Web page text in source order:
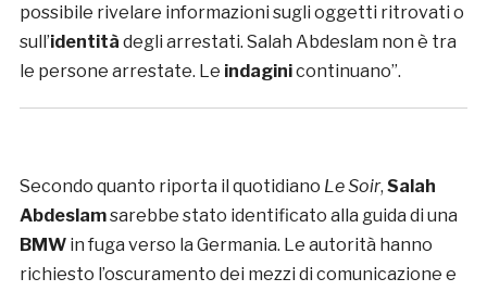
possibile rivelare informazioni sugli oggetti ritrovati o
sull’identità degli arrestati. Salah Abdeslam non è tra
le persone arrestate. Le indaginicontinuano”.
Secondo quanto riporta il quotidiano Le Soir, Salah
Abdeslamsarebbe stato identificato alla guida di una
BMWin fuga verso la Germania. Le autorità hanno
richiesto l’oscuramento dei mezzi di comunicazione e